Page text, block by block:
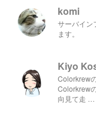
komi
サーバイン
ます。
Kiyo
Colorkrew
Colorkrew
向見て走 …